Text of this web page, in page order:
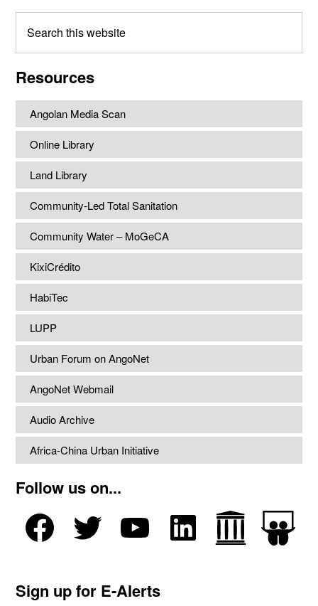
this
Resources
Angolan Media Scan
Online Library
Land Library
Community-Led Total Sanitation
Community Water – MoGeCA
KixiCrédito
HabiTec
LUPP
Urban Forum on AngoNet
AngoNet Webmail
Audio Archive
Africa-China Urban Initiative
Follow us on...
Sign up for E-Alerts